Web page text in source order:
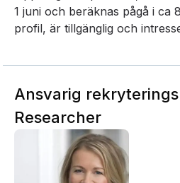
1 juni och beräknas pågå i ca
profil, är tillgänglig och
Ansvarig
Researcher